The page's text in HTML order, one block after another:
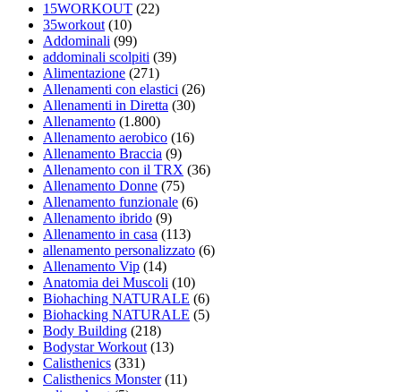
15WORKOUT (22)
35workout(10)
Addominali (99)
addominali scolpiti (39)
Alimentazione (271)
Allenamenti con elastici (26)
Allenamenti in Diretta (30)
Allenamento (1.800)
Allenamento aerobico (16)
Allenamento Braccia (9)
Allenamento con il TRX (36)
Allenamento Donne (75)
Allenamento funzionale (6)
Allenamento ibrido (9)
Allenamento in casa (113)
allenamento personalizzato (6)
Allenamento Vip (14)
Anatomia dei Muscoli (10)
Biohaching NATURALE (6)
Biohacking NATURALE (5)
Body Building (218)
Bodystar Workout(13)
Calisthenics (331)
Calisthenics Monster(11)